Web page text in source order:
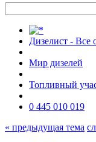
Дизелист - Все
Мир дизелей
Топливный
0 445 010 019
« предыдущая тема